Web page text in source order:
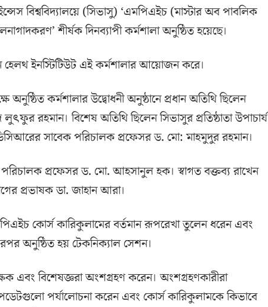
বিশ্ববিদ্যালয়ে (সিভাসু) ‘এমপিএইচ (মাস্টার অব পাবলিক
শীর্ষক দিনব্যাপী কর্মশালা অনুষ্ঠিত হয়েছে।
হেলথ ইনস্টিটিউট এই কর্মশালার আয়োজন করে।
কর্মশালার উদ্বোধনী অনুষ্ঠানে প্রধান অতিথি ছিলেন
লুৎফুর রহমান। বিশেষ অতিথি ছিলেন সিভাসুর প্রতিষ্ঠাতা উপাচার্য
সাবেক পরিচালক প্রফেসর ড. মো: মাহমুদুর রহমান।
প্রফেসর ড. মো. আহসানুল হক। স্বাগত বক্তব্য রাখেন
প্রভাষক ডা. জাহান আরা।
কোর্স কারিকুলামের বর্তমান রূপরেখা তুলেন ধরেন এবং
অনুষ্ঠিত হয় টেকনিক্যাল সেশন।
এবং বিশেষজ্ঞরা অংশগ্রহণ করেন। অংশগ্রহণকারীরা
পর্যালোচনা করেন এবং কোর্স কারিকুলামকে কিভাবে